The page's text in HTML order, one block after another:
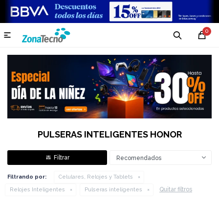
0

PULSERAS INTELIGENTES HONOR
Recomendados
Filtrando por:
Celulares, Relojes y Tablets
Relojes Inteligentes
Pulseras inteligentes Quitar filtros